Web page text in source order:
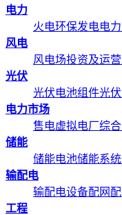
电力
火电环保发电电
风电
风电场投资及运营
光伏
光伏电池组件光
电力市场
售电虚拟电厂综
储能
储能电池储能系统
输配电
输配电设备配网
工程